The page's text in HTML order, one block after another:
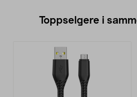
Toppselgere i